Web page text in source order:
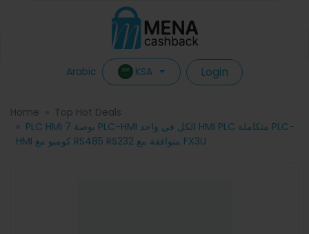
Arabic KSA Login
Home
Top Hot Deals
PLC HMI 7 بوصة PLC-HMI الكل في واحد HMI PLC متكاملة PLC-
HMI كومبو مع RS485 RS232 متوافقة مع FX3U